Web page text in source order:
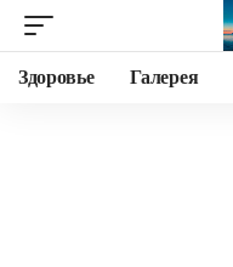
Здоровье Галерея